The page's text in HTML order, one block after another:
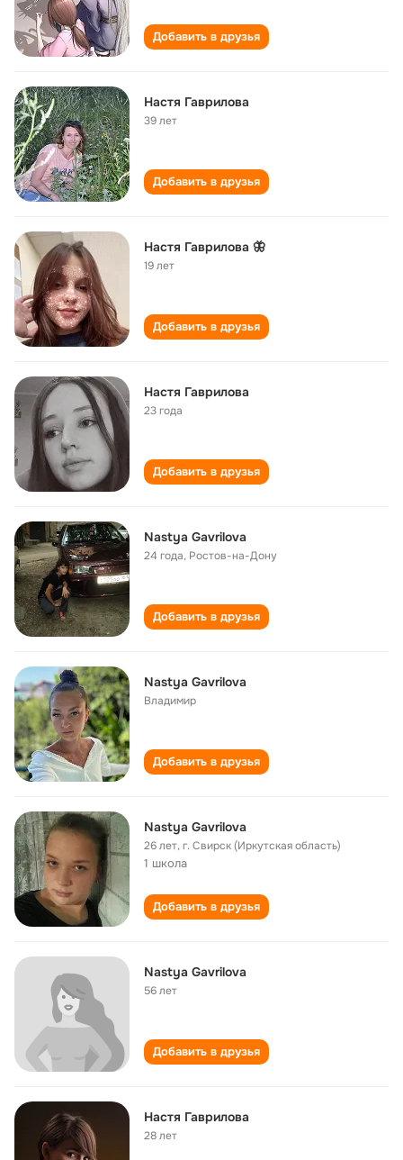
Добавить в друзья
Настя Гаврилова
39 лет
Добавить в друзья
Настя Гаврилова 🦋
19 лет
Добавить в друзья
Настя Гаврилова
23 года
Добавить в друзья
Nastya Gavrilova
24 года, Ростов-на-Дону
Добавить в друзья
Nastya Gavrilova
Владимир
Добавить в друзья
Nastya Gavrilova
26 лет,г. Свирск (Иркутская область)
1 школа
Добавить в друзья
Nastya Gavrilova
56 лет
Добавить в друзья
Настя Гаврилова
28 лет